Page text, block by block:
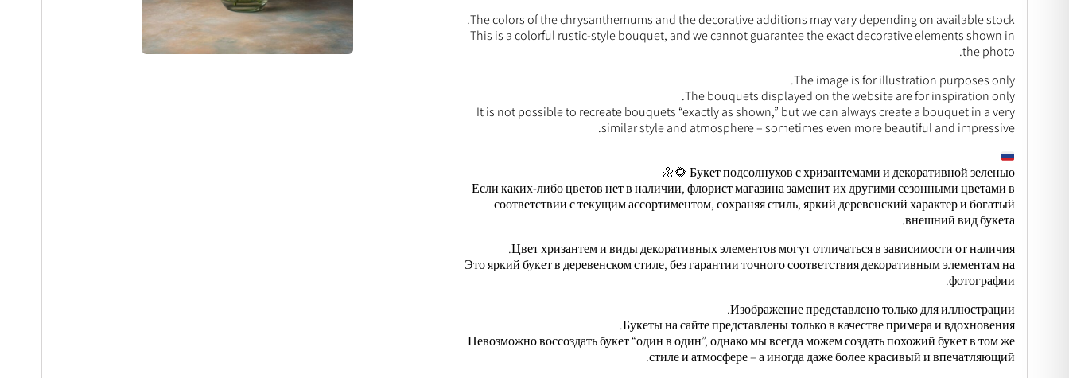
The colors of the chrysanthemums and the decorative additions may vary depending on available stock.
This is a colorful rustic-style bouquet, and we cannot guarantee the exact decorative elements shown in
the photo.
The image is for illustration purposes only.
The bouquets displayed on the website are for inspiration only.
It is not possible to recreate bouquets “exactly as shown,” but we can always create a bouquet in a very
similar style and atmosphere – sometimes even more beautiful and impressive.
Букет подсолнухов с хризантемами и декоративной зеленью 🌻🌼
Если каких-либо цветов нет в наличии, флорист магазина заменит их другими сезонными цветами в
соответствии с текущим ассортиментом, сохраняя стиль, яркий деревенский характер и богатый
внешний вид букета.
Цвет хризантем и виды декоративных элементов могут отличаться в зависимости от наличия.
Это яркий букет в деревенском стиле, без гарантии точного соответствия декоративным элементам на
фотографии.
Изображение представлено только для иллюстрации.
Букеты на сайте представлены только в качестве примера и вдохновения.
Невозможно воссоздать букет “один в один”, однако мы всегда можем создать похожий букет в том же
стиле и атмосфере – а иногда даже более красивый и впечатляющий.